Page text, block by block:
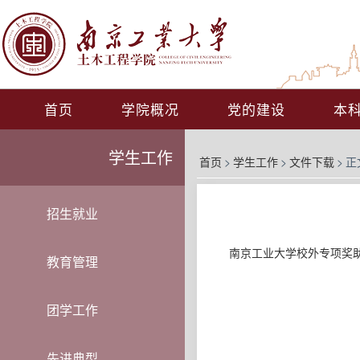
首页 学院概况 党的建设 本
学生工作
招生就业
教育管理
团学工作
首页 > 学生工作 > 文件下载 > 正
南京工业大学校外专项奖